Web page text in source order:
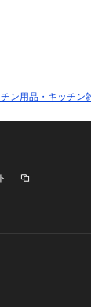
ン用品・キッチン